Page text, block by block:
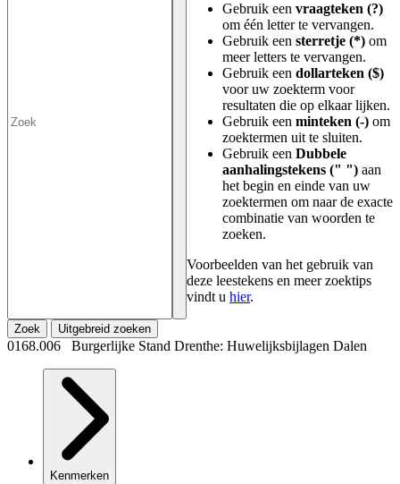
Gebruik een vraagteken (?)
om één letter te vervangen.
Gebruik een sterretje (*) om
meer letters te vervangen.
Gebruik een dollarteken ($)
voor uw zoekterm voor
resultaten die op elkaar lijken.
Gebruik een minteken (-) om
zoektermen uit te sluiten.
Gebruik een Dubbele
aanhalingstekens (" ") aan
het begin en einde van uw
zoektermen om naar de exacte
combinatie van woorden te
zoeken.
Voorbeelden van het gebruik van
deze leestekens en meer zoektips
vindt u hier.
Zoek Uitgebreid zoeken
0168.006 Burgerlijke Stand Drenthe: Huwelijksbijlagen Dalen
Kenmerken